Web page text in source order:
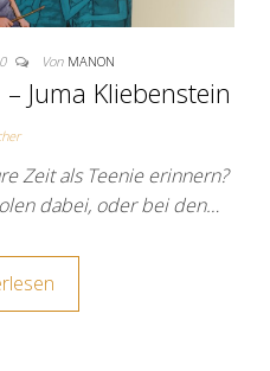
0 Von MANON
Juma Kliebenstein
Zeit als Teenie erinnern?
dabei, oder bei den…